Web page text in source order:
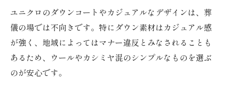
ユニクロのダウンコートやカジュアルなデザインは、葬
儀の場では不向きです。特にダウン素材はカジュアル感
が強く、地域によってはマナー違反とみなされることも
あるため、ウールやカシミヤ混のシンプルなものを選ぶ
のが安心です。